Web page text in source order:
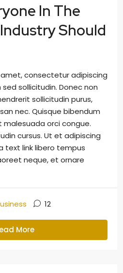
In The
Should
consectetur adipiscing
sollicitudin. Donec non
sollicitudin purus,
nec. Quisque bibendum
malesuada orci congue.
cursus. Ut et adipiscing
text link libero tempus
neque, et ornare
12
More